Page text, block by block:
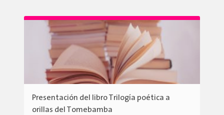
Presentación del libro Trilogía poética a
orillas del Tomebamba